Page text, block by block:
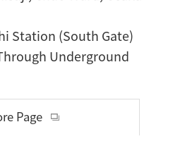
Station (South Gate)
Underground
Page